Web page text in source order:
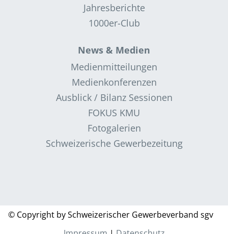
Jahresberichte
1000er-Club
News & Medien
Medienmitteilungen
Medienkonferenzen
Ausblick / Bilanz Sessionen
FOKUS KMU
Fotogalerien
Schweizerische Gewerbezeitung
© Copyright by Schweizerischer Gewerbeverband sgv